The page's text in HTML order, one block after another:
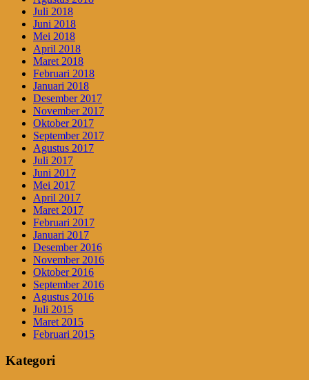
Juli 2018
Juni 2018
Mei 2018
April 2018
Maret 2018
Februari 2018
Januari 2018
Desember 2017
November 2017
Oktober 2017
September 2017
Agustus 2017
Juli 2017
Juni 2017
Mei 2017
April 2017
Maret 2017
Februari 2017
Januari 2017
Desember 2016
November 2016
Oktober 2016
September 2016
Agustus 2016
Juli 2015
Maret 2015
Februari 2015
Kategori